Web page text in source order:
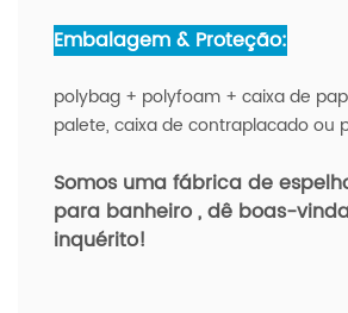
Embalagem & Proteção:
polybag + polyfoam + caixa de
palete, caixa de contraplacado ou
Somos uma fábrica de
para banheiro, dê boas-
inquérito!